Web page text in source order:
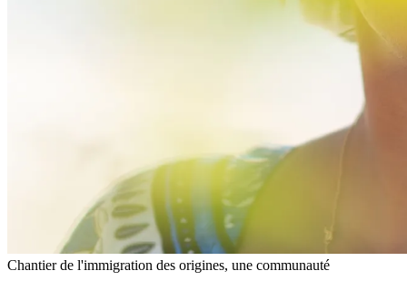
Chantier de l'immigration des origines, une communauté